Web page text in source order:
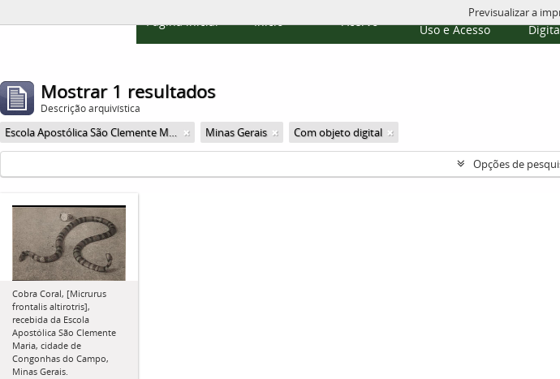
Página inicial Início Acervo
Políticas de
Uso e Acesso
Previsualizar a
Mostrar 1 resultados
Descrição arquivística
Escola Apostólica São Clemente Maria Minas Gerais Com objeto digital
Opções de
Cobra Coral, [Micrurus
frontalis altirotris],
recebida da Escola
Apostólica São Clemente
Maria, cidade de
Congonhas do Campo,
Minas Gerais.